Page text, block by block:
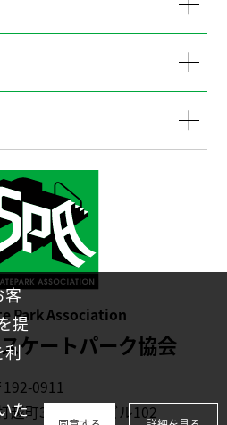
Park Association
ケートパーク協会
192-0911
越町331-2川幡ビル102
客
提
利
た